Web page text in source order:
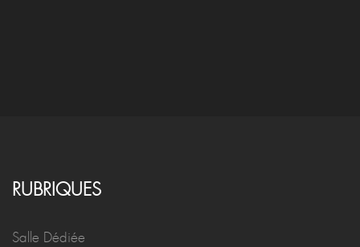
RUBRIQUES
Salle Dédiée